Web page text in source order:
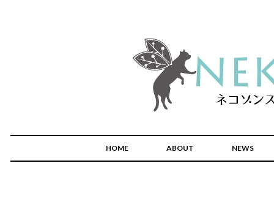
HOME ABOUT NEWS